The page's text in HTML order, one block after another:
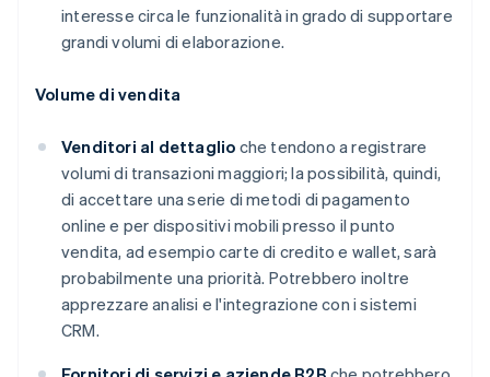
interesse circa le funzionalità in grado di supportare
grandi volumi di elaborazione.
Volume di vendita
Venditori al dettaglio che tendono a registrare
volumi di transazioni maggiori; la possibilità, quindi,
di accettare una serie di metodi di pagamento
online e per dispositivi mobili presso il punto
vendita, ad esempio carte di credito e wallet, sarà
probabilmente una priorità. Potrebbero inoltre
apprezzare analisi e l'integrazione con i sistemi
CRM.